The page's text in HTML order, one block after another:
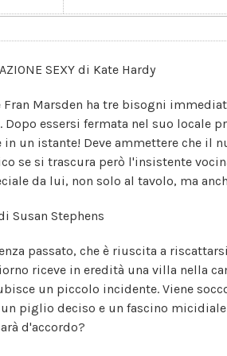
SEXY di Kate Hardy
Fran Marsden ha tre bisogni
Dopo essersi fermata nel suo locale
un istante! Deve ammettere che il
se si trascura però l'insistente
da lui, non solo al tavolo, ma
Susan Stephens
passato, che è riuscita a
riceve in eredità una villa nella
un piccolo incidente. Viene
piglio deciso e un fascino
d'accordo?